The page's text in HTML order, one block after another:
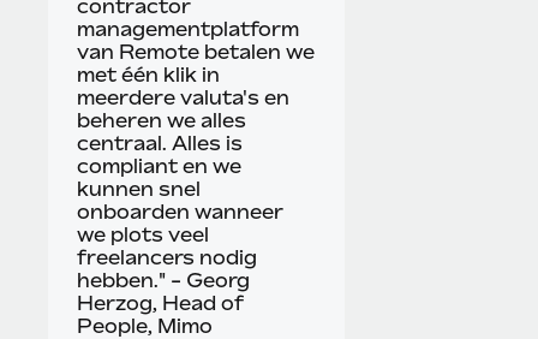
contractor
managementplatform
van Remote betalen we
met één klik in
meerdere valuta's en
beheren we alles
centraal. Alles is
compliant en we
kunnen snel
onboarden wanneer
we plots veel
freelancers nodig
hebben." - Georg
Herzog, Head of
People, Mimo